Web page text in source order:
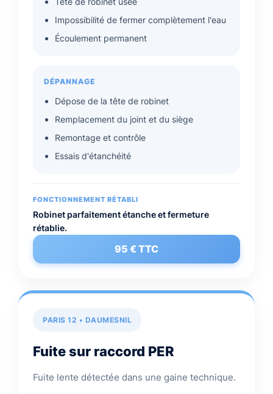
Impossibilité de fermer complètement l'eau
Écoulement permanent
DÉPANNAGE
Dépose de la tête de robinet
Remplacement du joint et du siège
Remontage et contrôle
Essais d'étanchéité
FONCTIONNEMENT RÉTABLI
Robinet parfaitement étanche et fermeture
rétablie.
95 € TTC
PARIS 12 • DAUMESNIL
Fuite sur raccord PER
Fuite lente détectée dans une gaine technique.